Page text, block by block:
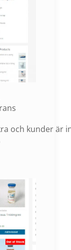
och kunderär